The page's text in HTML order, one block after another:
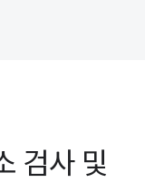
검사 및